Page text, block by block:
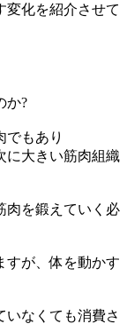
変化を紹介させて
か?
でもあり
に大きい筋肉組織
肉を鍛えていく必
すが、体を動かす
いなくても消費さ